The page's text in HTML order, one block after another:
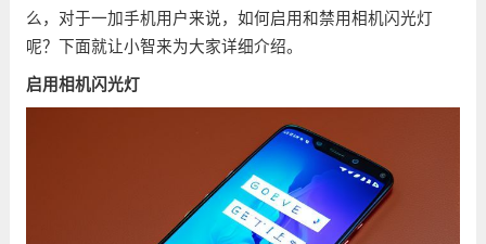
么，对于一加手机用户来说，如何启用和禁用相机闪光灯
呢？下面就让小智来为大家详细介绍。
启用相机闪光灯